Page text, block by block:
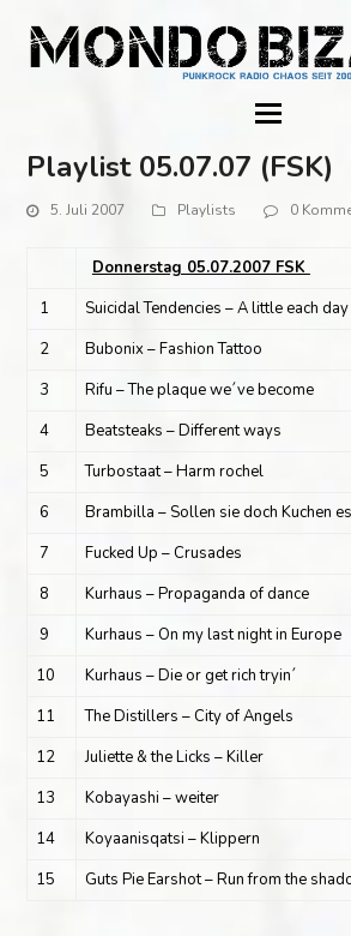
Playlist 05.07.07 (FSK)
5. Juli 2007 Playlists 0
Donnerstag 05.07.2007 FSK
1
Suicidal Tendencies – A little each day
2
Bubonix – Fashion Tattoo
3
Rifu – The plaque we´ve become
4
Beatsteaks – Different ways
5
Turbostaat – Harm rochel
6
Brambilla – Sollen sie doch Kuchen
7
Fucked Up – Crusades
8
Kurhaus – Propaganda of dance
9
Kurhaus – On my last night in Europe
10
Kurhaus – Die or get rich tryin´
11
The Distillers – City of Angels
12
Juliette & the Licks – Killer
13
Kobayashi – weiter
14
Koyaanisqatsi – Klippern
15
Guts Pie Earshot – Run from the